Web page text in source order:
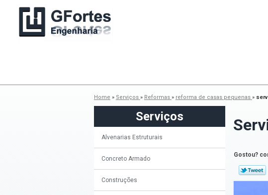
Home » Serviços » Reformas » reforma de casas pequenas »
Serviços
Alvenarias Estruturais
Concreto Armado
Construções
Gostou?